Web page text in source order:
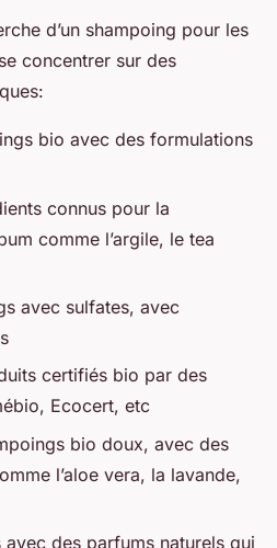
d’un shampoing pour les
concentrer sur des
bio avec des formulations
connus pour la
comme l’argile, le tea
avec sulfates, avec
certifiés bio par des
Ecocert, etc
bio doux, avec des
l’aloe vera, la lavande,
des parfums naturels qui